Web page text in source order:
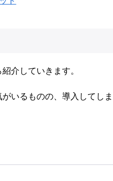
介していきます。
いるものの、導入してし